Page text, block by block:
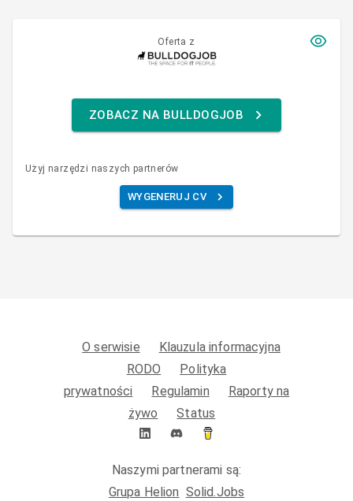
Oferta z
ZOBACZ NA BULLDOGJOB
Użyj narzędzi naszych partnerów
WYGENERUJ CV
O serwisie
Klauzula informacyjna
RODO
Polityka
prywatności
Regulamin
Raporty na
żywo
Status
Naszymi partnerami są:
Grupa Helion Solid.Jobs